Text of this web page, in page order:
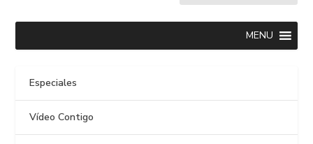
MENU
Especiales
Vídeo Contigo